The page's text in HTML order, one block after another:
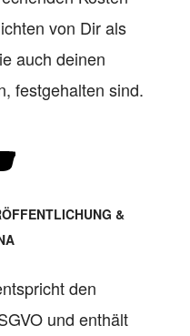
von Dir als
auch deinen
festgehalten sind.
&
den
und enthält